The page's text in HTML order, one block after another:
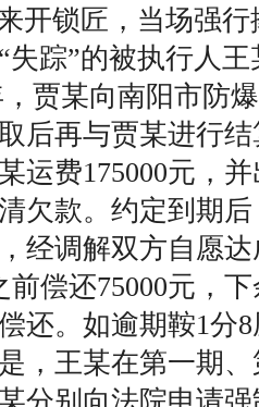
开锁匠，当场强
踪”的被执行人王
，贾某向南阳市防
后再与贾某进行
运费175000元，
欠款。约定到期
经调解双方自愿
前偿还75000元，下
还。如逾期鞍1分
，王某在第一期